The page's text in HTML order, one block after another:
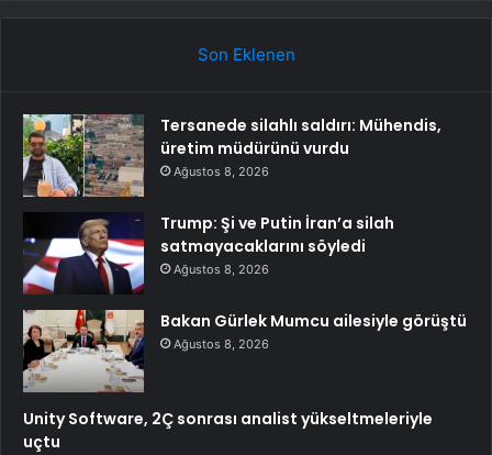
Son Eklenen
Tersanede silahlı saldırı: Mühendis,
üretim müdürünü vurdu
Ağustos 8, 2026
Trump: Şi ve Putin İran’a silah
satmayacaklarını söyledi
Ağustos 8, 2026
Bakan Gürlek Mumcu ailesiyle görüştü
Ağustos 8, 2026
Unity Software, 2Ç sonrası analist yükseltmeleriyle
uçtu